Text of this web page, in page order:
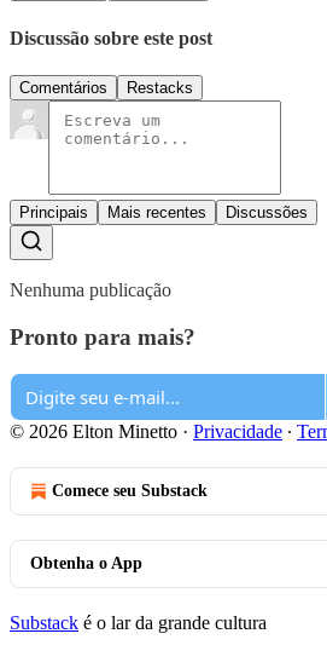
Discussão sobre este post
Comentários Restacks
Principais Mais recentes Discussões
Nenhuma publicação
Pronto para mais?
© 2026 Elton Minetto · Privacidade ∙
Comece seu Substack
Obtenha o App
Substack é o lar da grande cultura